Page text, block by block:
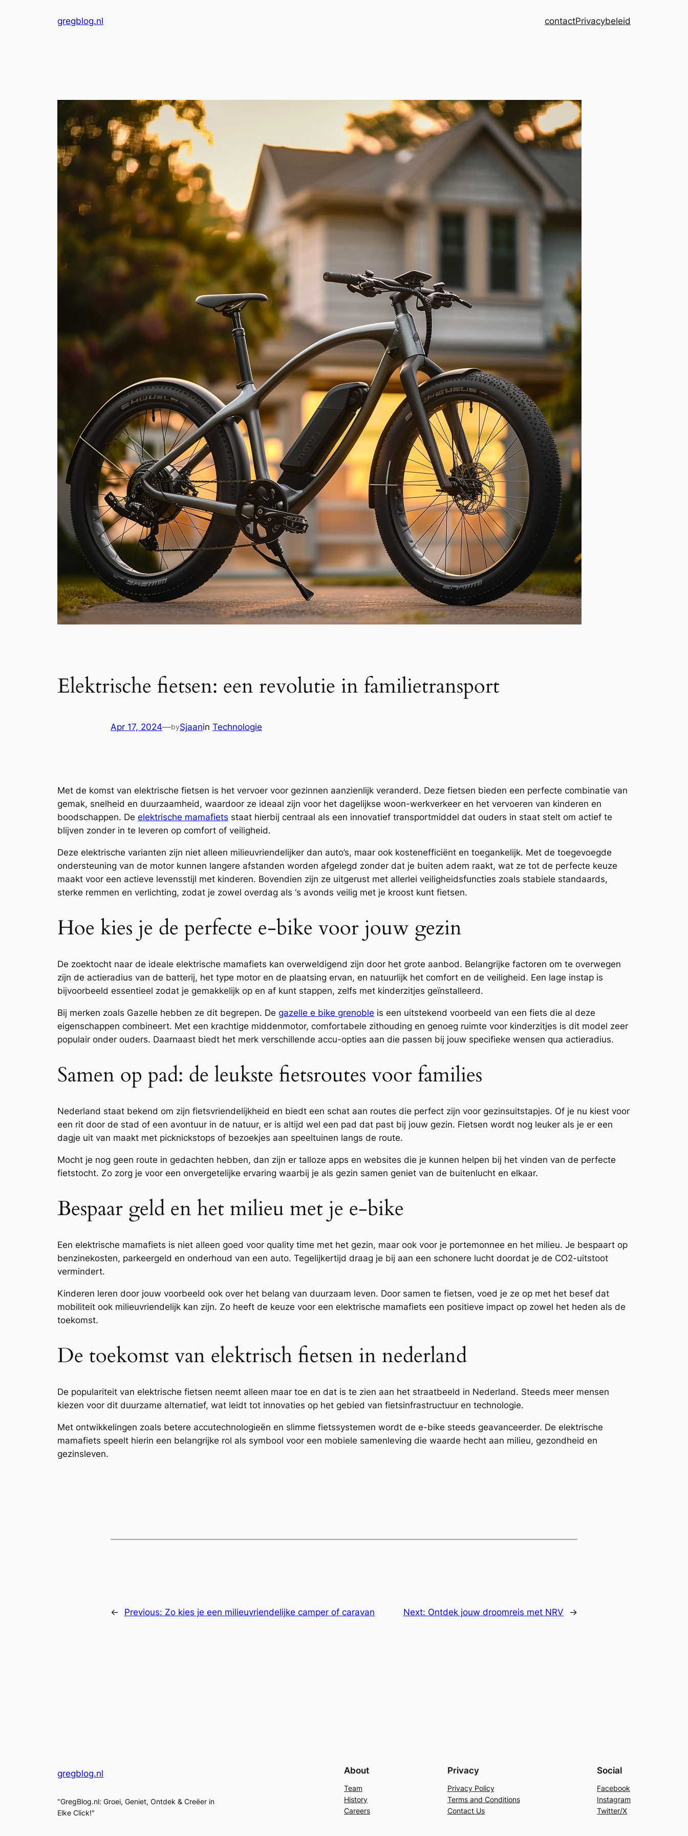
gregblog.nl contactPrivacybeleid
Elektrische fietsen: een revolutie in familietransport
Apr 17, 2024—bySjaanin Technologie
Met de komst van elektrische fietsen is het vervoer voor gezinnen aanzienlijk veranderd. Deze fietsen bieden een perfecte combinatie van
gemak, snelheid en duurzaamheid, waardoor ze ideaal zijn voor het dagelijkse woon-werkverkeer en het vervoeren van kinderen en
boodschappen. De elektrische mamafiets staat hierbij centraal als een innovatief transportmiddel dat ouders in staat stelt om actief te
blijven zonder in te leveren op comfort of veiligheid.
Deze elektrische varianten zijn niet alleen milieuvriendelijker dan auto’s, maar ook kostenefficiënt en toegankelijk. Met de toegevoegde
ondersteuning van de motor kunnen langere afstanden worden afgelegd zonder dat je buiten adem raakt, wat ze tot de perfecte keuze
maakt voor een actieve levensstijl met kinderen. Bovendien zijn ze uitgerust met allerlei veiligheidsfuncties zoals stabiele standaards,
sterke remmen en verlichting, zodat je zowel overdag als ‘s avonds veilig met je kroost kunt fietsen.
Hoe kies je de perfecte e-bike voor jouw gezin
De zoektocht naar de ideale elektrische mamafiets kan overweldigend zijn door het grote aanbod. Belangrijke factoren om te overwegen
zijn de actieradius van de batterij, het type motor en de plaatsing ervan, en natuurlijk het comfort en de veiligheid. Een lage instap is
bijvoorbeeld essentieel zodat je gemakkelijk op en af kunt stappen, zelfs met kinderzitjes geïnstalleerd.
Bij merken zoals Gazelle hebben ze dit begrepen. De gazelle e bike grenoble is een uitstekend voorbeeld van een fiets die al deze
eigenschappen combineert. Met een krachtige middenmotor, comfortabele zithouding en genoeg ruimte voor kinderzitjes is dit model zeer
populair onder ouders. Daarnaast biedt het merk verschillende accu-opties aan die passen bij jouw specifieke wensen qua actieradius.
Samen op pad: de leukste fietsroutes voor families
Nederland staat bekend om zijn fietsvriendelijkheid en biedt een schat aan routes die perfect zijn voor gezinsuitstapjes. Of je nu kiest voor
een rit door de stad of een avontuur in de natuur, er is altijd wel een pad dat past bij jouw gezin. Fietsen wordt nog leuker als je er een
dagje uit van maakt met picknickstops of bezoekjes aan speeltuinen langs de route.
Mocht je nog geen route in gedachten hebben, dan zijn er talloze apps en websites die je kunnen helpen bij het vinden van de perfecte
fietstocht. Zo zorg je voor een onvergetelijke ervaring waarbij je als gezin samen geniet van de buitenlucht en elkaar.
Bespaar geld en het milieu met je e-bike
Een elektrische mamafiets is niet alleen goed voor quality time met het gezin, maar ook voor je portemonnee en het milieu. Je bespaart op
benzinekosten, parkeergeld en onderhoud van een auto. Tegelijkertijd draag je bij aan een schonere lucht doordat je de CO2-uitstoot
vermindert.
Kinderen leren door jouw voorbeeld ook over het belang van duurzaam leven. Door samen te fietsen, voed je ze op met het besef dat
mobiliteit ook milieuvriendelijk kan zijn. Zo heeft de keuze voor een elektrische mamafiets een positieve impact op zowel het heden als de
toekomst.
De toekomst van elektrisch fietsen in nederland
De populariteit van elektrische fietsen neemt alleen maar toe en dat is te zien aan het straatbeeld in Nederland. Steeds meer mensen
kiezen voor dit duurzame alternatief, wat leidt tot innovaties op het gebied van fietsinfrastructuur en technologie.
Met ontwikkelingen zoals betere accutechnologieën en slimme fietssystemen wordt de e-bike steeds geavanceerder. De elektrische
mamafiets speelt hierin een belangrijke rol als symbool voor een mobiele samenleving die waarde hecht aan milieu, gezondheid en
gezinsleven.
← Previous: Zo kies je een milieuvriendelijke camper of caravan Next: Ontdek jouw droomreis met NRV →
gregblog.nl
"GregBlog.nl: Groei, Geniet, Ontdek & Creëer in
Elke Click!"
About
Team
History
Careers
Privacy
Privacy Policy
Terms and Conditions
Contact Us
Social
Facebook
Instagram
Twitter/X